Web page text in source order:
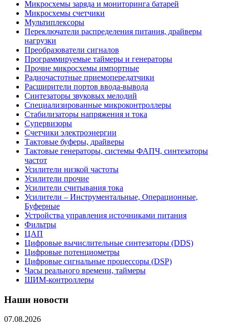
Микросхемы заряда и мониторинга батарей
Микросхемы счетчики
Мультиплексоры
Переключатели распределения питания, драйверы
нагрузки
Преобразователи сигналов
Программируемые таймеры и генераторы
Прочие микросхемы импортные
Радиочастотные приемопередатчики
Расширители портов ввода-вывода
Синтезаторы звуковых мелодий
Специализированные микроконтроллеры
Стабилизаторы напряжения и тока
Супервизоры
Счетчики электроэнергии
Тактовые буферы, драйверы
Тактовые генераторы, системы ФАПЧ, синтезаторы
частот
Усилители низкой частоты
Усилители прочие
Усилители считывания тока
Усилители – Инструментальные, Операционные,
Буферные
Устройства управления источниками питания
Фильтры
ЦАП
Цифровые вычислительные синтезаторы (DDS)
Цифровые потенциометры
Цифровые сигнальные процессоры (DSP)
Часы реального времени, таймеры
ШИМ-контроллеры
Наши новости
07.08.2026